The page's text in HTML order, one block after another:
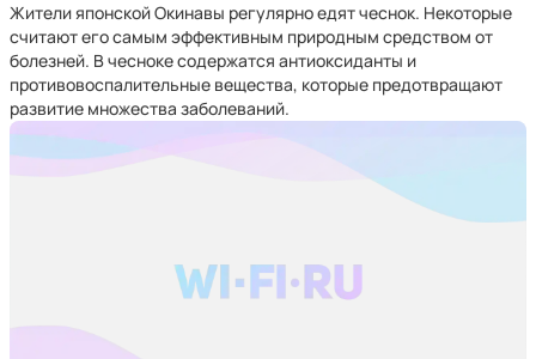
Жители японской Окинавы регулярно едят чеснок. Некоторые
считают его самым эффективным природным средством от
болезней. В чесноке содержатся антиоксиданты и
противовоспалительные вещества, которые предотвращают
развитие множества заболеваний.